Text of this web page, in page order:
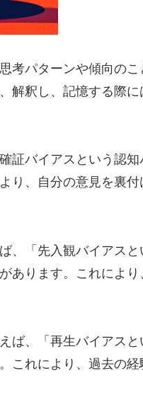
考パターンや傾向の
解釈し、記憶する際
証バイアスという認
り、自分の意見を裏
、「先入観バイアスと
あります。これによ
、「再生バイアスと
これにより、過去の